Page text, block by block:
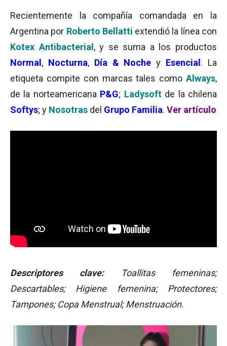
Recientemente la compañía comandada en la
Argentina por Roberto Bellatti extendió la línea con
Kotex Antibacterial , y se suma a los productos
Normal , Nocturna, Día & Noche y Esencial . La
etiqueta compite con marcas tales como Always,
de la norteamericana P&G; Ladysoftde la chilena
Softys; y Nosotras del Grupo Familia. Ver artículo
Descriptores clave:Toallitas femeninas;
Descartables; Higiene femenina; Protectores;
Tampones; Copa Menstrual; Menstruación.